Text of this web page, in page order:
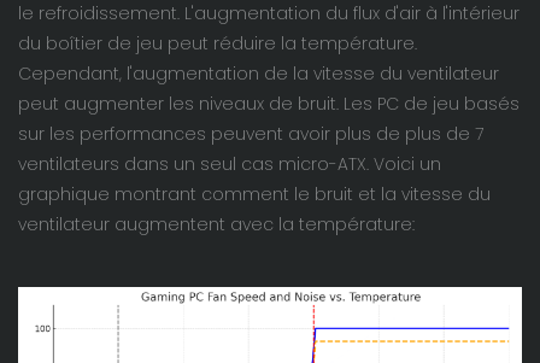
le refroidissement. L'augmentation du flux d'air à l'intérieur
du boîtier de jeu peut réduire la température.
Cependant, l'augmentation de la vitesse du ventilateur
peut augmenter les niveaux de bruit. Les PC de jeu basés
sur les performances peuvent avoir plus de plus de 7
ventilateurs dans un seul cas micro-ATX. Voici un
graphique montrant comment le bruit et la vitesse du
ventilateur augmentent avec la température: